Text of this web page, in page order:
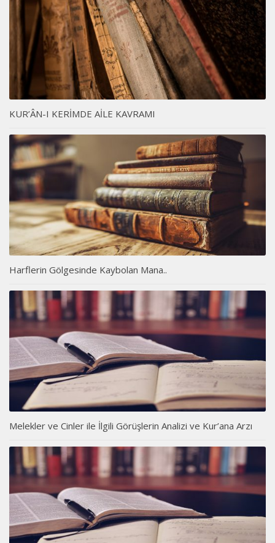
KUR’ÂN-I KERİMDE AİLE KAVRAMI
Harflerin Gölgesinde Kaybolan Mana..
Melekler ve Cinler ile İlgili Görüşlerin Analizi ve Kur’ana Arzı